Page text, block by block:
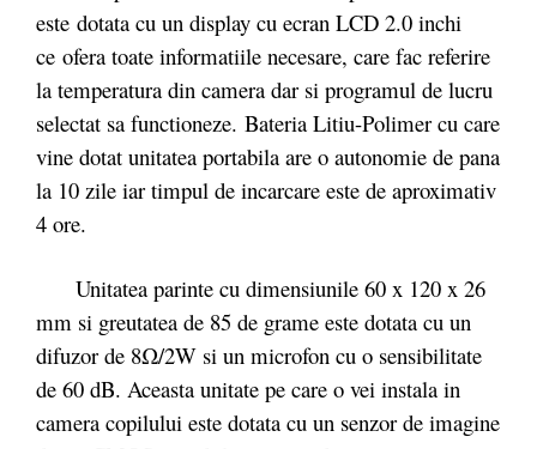
este dotata cu un display cu ecran LCD 2.0 inchi
ce ofera toate informatiile necesare, care fac referire
la temperatura din camera dar si programul de lucru
selectat sa functioneze. Bateria Litiu-Polimer cu care
vine dotat unitatea portabila are o autonomie de pana
la 10 zile iar timpul de incarcare este de aproximativ
4 ore.
Unitatea parinte cu dimensiunile 60 x 120 x 26
mm si greutatea de 85 de grame este dotata cu un
difuzor de 8Ω/2W si un microfon cu o sensibilitate
de 60 dB. Aceasta unitate pe care o vei instala in
camera copilului este dotata cu un senzor de imagine